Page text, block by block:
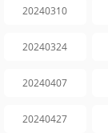
20240310
20240324
20240407
20240427